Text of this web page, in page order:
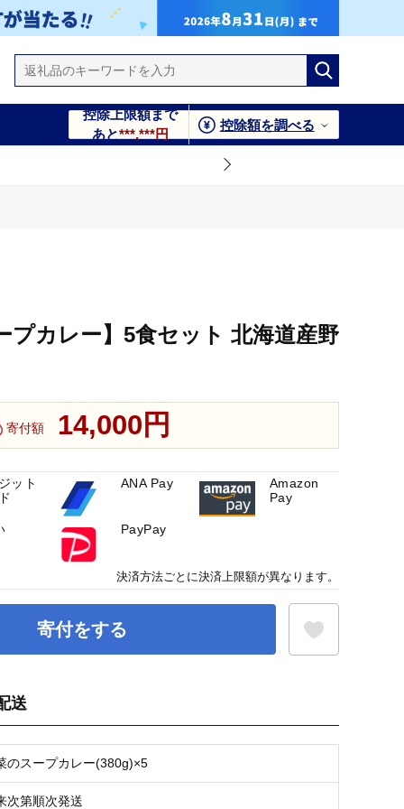
控除上限額まで
あと***,***円
控除額を調べる
プカレー】5食セット 北海道産野
寄付額 14,000円
寄付をする
送
のスープカレー(380g)×5
次第順次発送
ット
ANA Pay
Amazon
Pay
PayPay
決済方法ごとに決済上限額が異なります。